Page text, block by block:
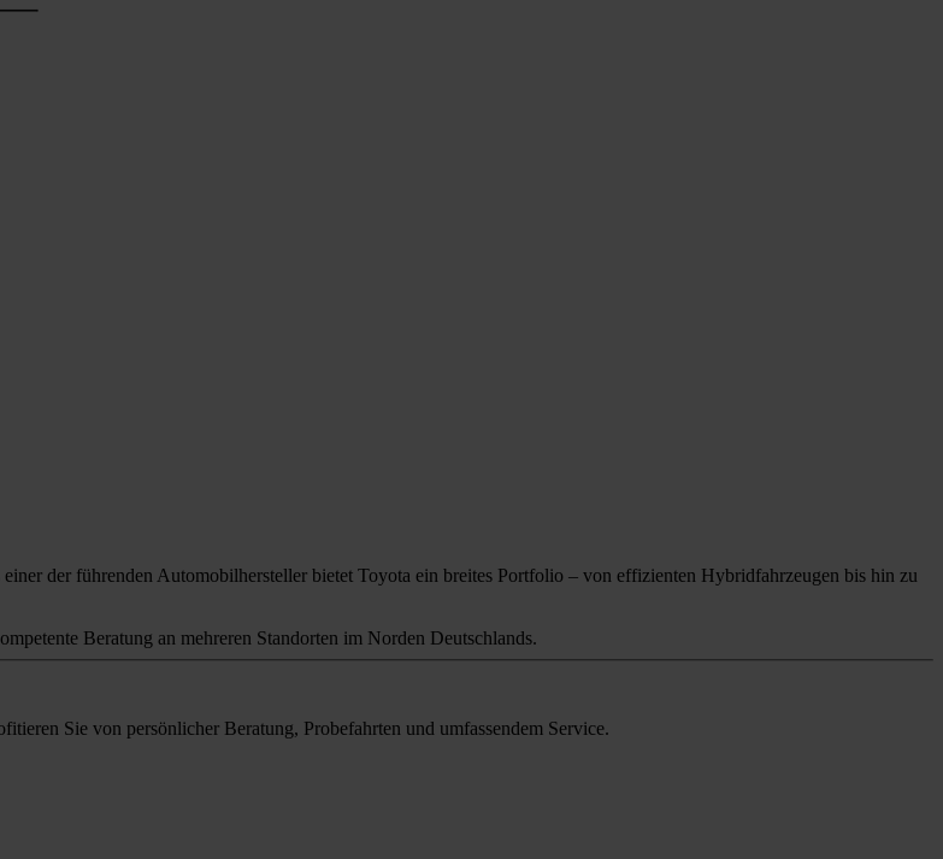
der führenden Automobilhersteller bietet Toyota ein breites Portfolio – von effizienten Hybridfahrzeugen bis hin zu
Beratung an mehreren Standorten im Norden Deutschlands.
Sie von persönlicher Beratung, Probefahrten und umfassendem Service.